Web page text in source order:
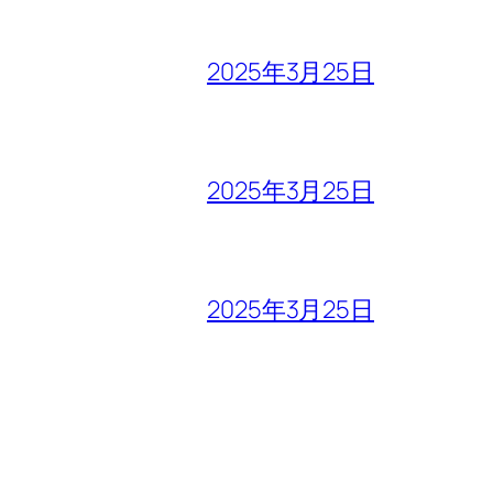
2025年3月25日
2025年3月25日
2025年3月25日